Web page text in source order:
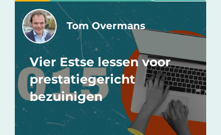
Tom Overmans
Vier Estse lessen voor
prestatiegericht
bezuinigen